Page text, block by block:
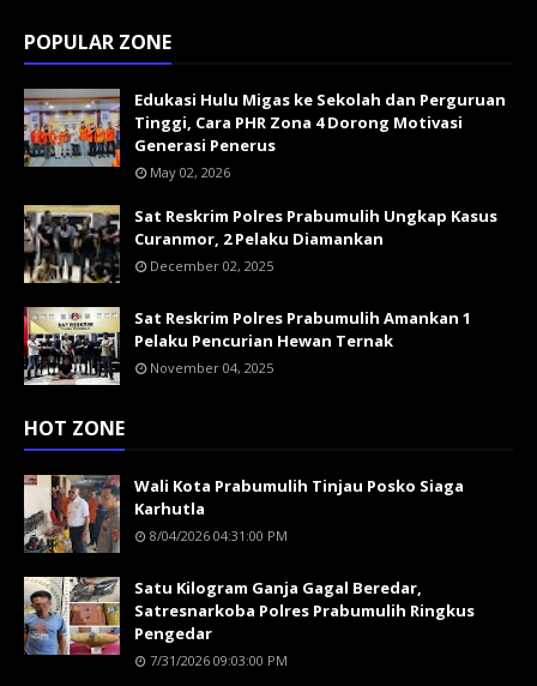
POPULAR ZONE
Edukasi Hulu Migas ke Sekolah dan Perguruan
Tinggi, Cara PHR Zona 4 Dorong Motivasi
Generasi Penerus
May 02, 2026
Sat Reskrim Polres Prabumulih Ungkap Kasus
Curanmor, 2 Pelaku Diamankan
December 02, 2025
Sat Reskrim Polres Prabumulih Amankan 1
Pelaku Pencurian Hewan Ternak
November 04, 2025
HOT ZONE
Wali Kota Prabumulih Tinjau Posko Siaga
Karhutla
8/04/2026 04:31:00 PM
Satu Kilogram Ganja Gagal Beredar,
Satresnarkoba Polres Prabumulih Ringkus
Pengedar
7/31/2026 09:03:00 PM